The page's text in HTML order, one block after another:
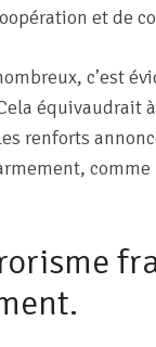
et de
c’est
équivaudrait
renforts